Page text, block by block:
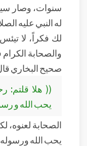
سنوات، وصار
له النبي عليه
لك فكراً، لا
والصحابة
صحيح البخاري
(( هلا قلتم:
يحب الله و
الصحابة لعنوه،
يحب الله ورسوله،